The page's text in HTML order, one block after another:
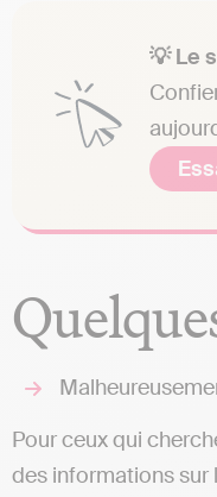
💡 Le
Pour ceux qui
des informations sur